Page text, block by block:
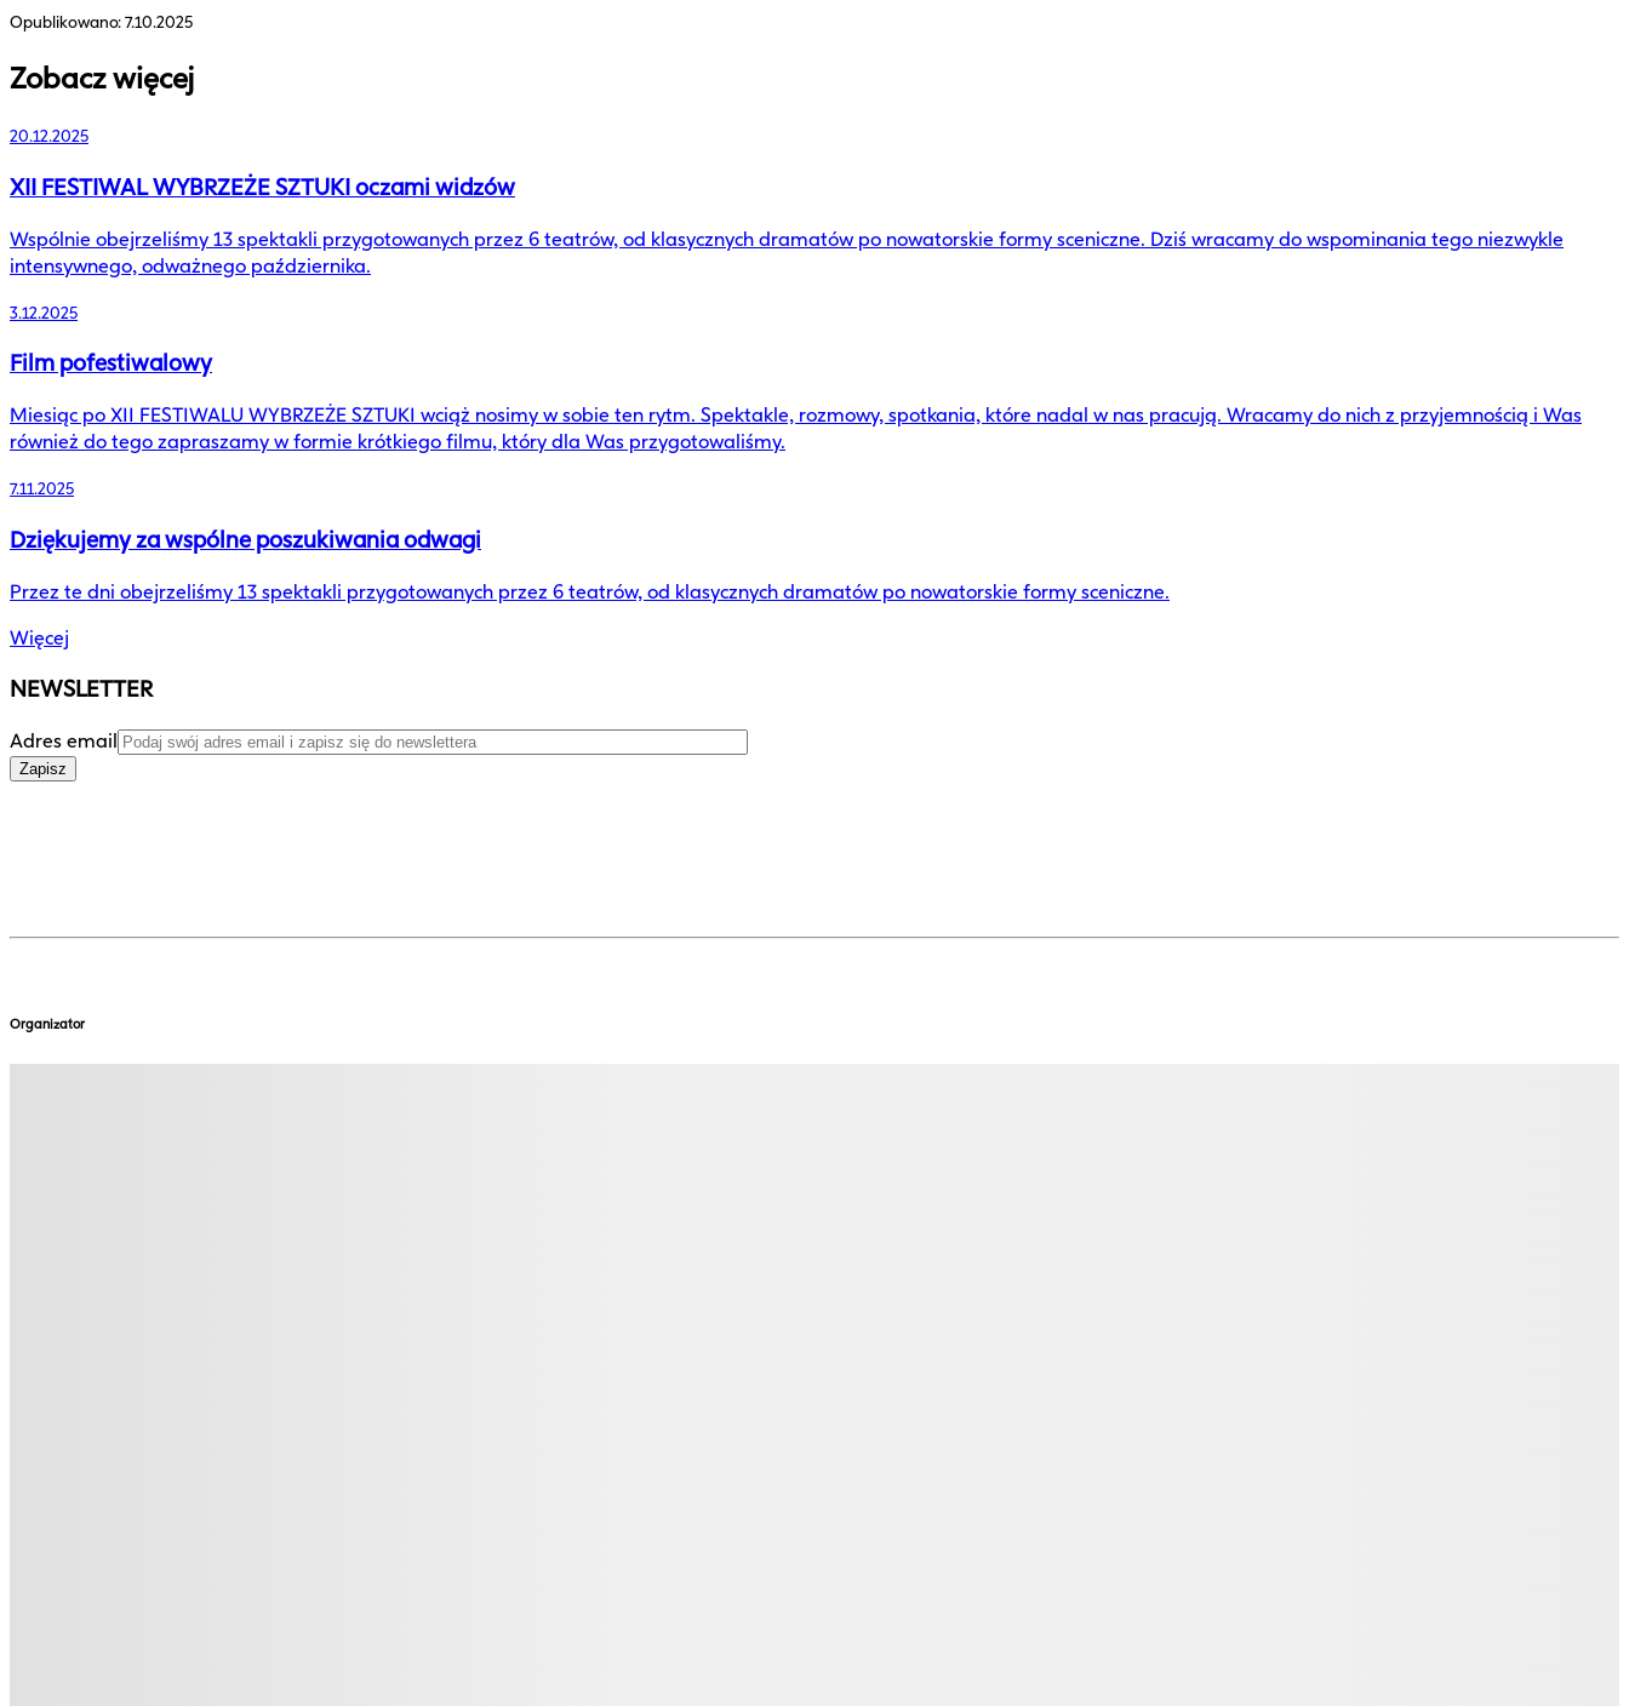
Opublikowano:7.10.2025
Zobacz więcej
20.12.2025
XII FESTIWAL WYBRZEŻE SZTUKI oczami widzów
Wspólnie obejrzeliśmy 13 spektakli przygotowanych przez 6 teatrów, od klasycznych dramatów po nowatorskie formy sceniczne. Dziś wracamy do wspominania tego niezwykle
intensywnego, odważnego października.
3.12.2025
Film pofestiwalowy
Miesiąc po XII FESTIWALU WYBRZEŻE SZTUKI wciąż nosimy w sobie ten rytm. Spektakle, rozmowy, spotkania, które nadal w nas pracują. Wracamy do nich z przyjemnością i Was
również do tego zapraszamy w formie krótkiego filmu, który dla Was przygotowaliśmy.
7.11.2025
Dziękujemy za wspólne poszukiwania odwagi
Przez te dni obejrzeliśmy 13 spektakli przygotowanych przez 6 teatrów, od klasycznych dramatów po nowatorskie formy sceniczne.
Więcej
NEWSLETTER
Adres email
Zapisz
Organizator